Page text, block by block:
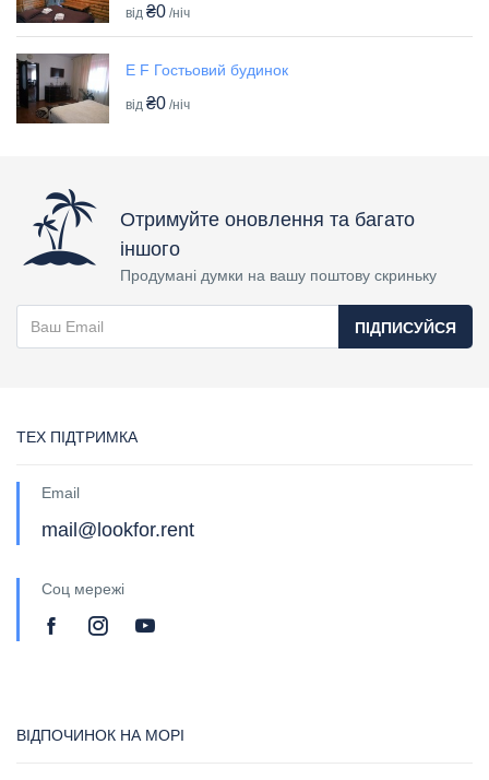
від ₴0 /ніч
E F Гостьовий будинок
від ₴0 /ніч
Отримуйте оновлення та багато
іншого
Продумані думки на вашу поштову скриньку
ПІДПИСУЙСЯ
ТЕХ ПІДТРИМКА
Email
mail@lookfor.rent
Соц мережі
ВІДПОЧИНОК НА МОРІ